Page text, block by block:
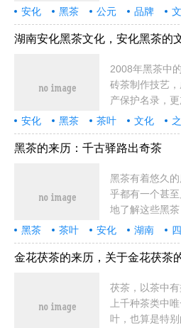
安化黑茶的历史
文化源于唐关
溯公元85
安化 黑茶 公元 品牌
历史
朝廷 中国 茶业
渠江
发展 中云 人烟
湖南安化黑茶文化，安化黑茶的
2008年黑茶中
砖茶制作技艺
产保护名录，
潜力股。近年
年增长，成为
关于湖
安化 黑茶 茶叶 文化
中国
历史 制作 湖南
意义
独特 功能 只有
黑茶的来历：千古驿路出奇茶
黑茶有着悠久
乎都有一个甚
地了解这些黑茶
历史和文化底蕴
茶"为了方便运
摸索，
黑茶 茶叶 安化 湖南
滋味
人们 汉中 汉川
民族
绿茶 运输 悠久
金花茯茶的来历，关于金花茯茶
茯茶，以茶中
上千种茶类中
叶，也算是特